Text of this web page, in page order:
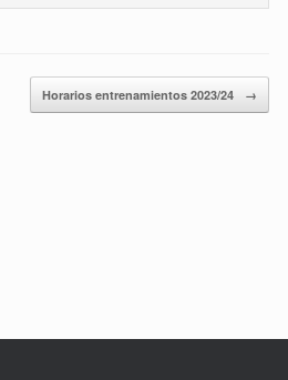
Horarios entrenamientos 2023/24 →